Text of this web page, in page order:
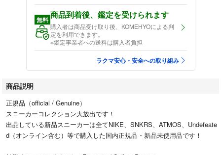
無料 商品到着後、鑑定を受けられます
購入者は商品受け取り後、KOMEHYOによる判
定を利用できます。
※鑑定事業者への送料は購入者負担
ラクマ安心・安全への取り組み
商品説明
正規品（official / Genuine）
スニーカーコレクション大放出です！
出品している新品スニーカーは全てNIKE、SNKRS、ATMOS、Undefeate
d（オンライン含む）等で購入した国内正規品・新品未使用品です！